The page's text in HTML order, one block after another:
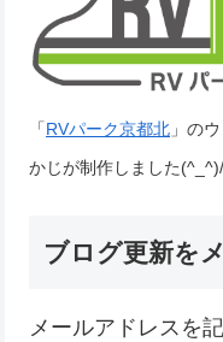
「RVパーク京都北 」の
かじが制作しました(^_^)/
ブログ更新を
メールアドレスを